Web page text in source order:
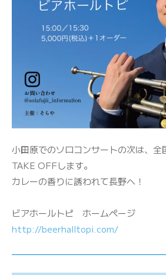
小田原でのソロコンサートの次は、全
TAKE OFFします。
カレーの香りに誘われて長野へ！
ビアホールトピ ホームページ
http://beerhalltopi.com/